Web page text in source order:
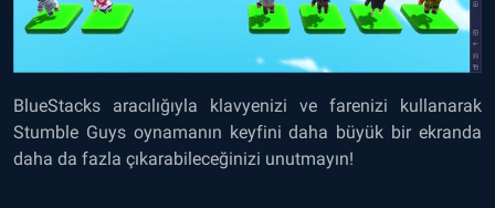
BlueStacks aracılığıyla klavyenizi ve farenizi kullanarak
Stumble Guys oynamanın keyfini daha büyük bir ekranda
daha da fazla çıkarabileceğinizi unutmayın!